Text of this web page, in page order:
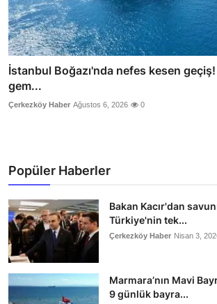
İstanbul Boğazı'nda nefes kesen
gem...
Çerkezköy Haber Ağustos 6, 2026 0
Popüler Haberler
Bakan Kacır'dan
Türkiye'nin tek...
Çerkezköy Haber Nisan 3,
Marmara’nın Mavi
9 günlük bayra...